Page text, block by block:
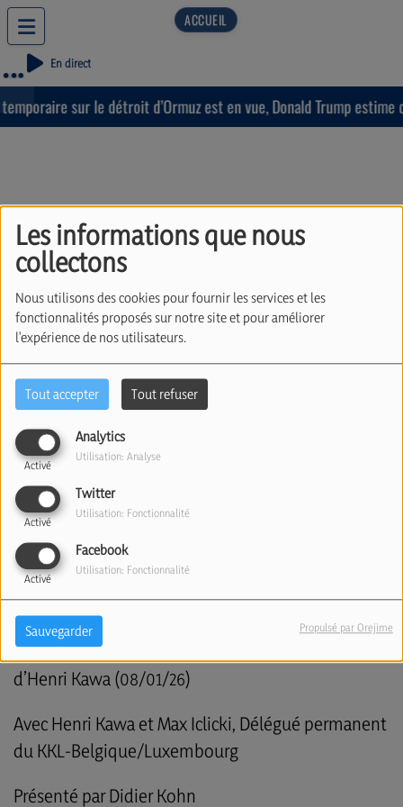
Les informations que nous
collectons
Nous utilisons des cookies pour fournir les services et les
fonctionnalités proposés sur notre site et pour améliorer
l'expérience de nos utilisateurs.
Tout accepter Tout refuser
Analytics
Activé
Utilisation: Analyse
Twitter
Activé
Utilisation: Fonctionnalité
Facebook
Activé
Utilisation: Fonctionnalité
Sauvegarder Propulsé par Orejime
En direct
sur le détroit d’Ormuz est en vue, Donald Trump estime
“3000 ans d’histoire du
peuple juif” : le livre
d’Henri Kawa (08/01/26)
“3000 ans d’histoire du peuple juif” : le livre
d’Henri Kawa (08/01/26)
Avec Henri Kawa et Max Iclicki, Délégué permanent
du KKL-Belgique/Luxembourg
Présenté par Didier Kohn